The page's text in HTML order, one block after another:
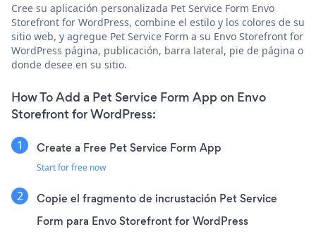
Cree su aplicación personalizada Pet Service Form Envo
Storefront for WordPress, combine el estilo y los colores de su
sitio web, y agregue Pet Service Form a su Envo Storefront for
WordPress página, publicación, barra lateral, pie de página o
donde desee en su sitio.
How To Add a Pet Service Form App on Envo
Storefront for WordPress:
Create a Free Pet Service Form App
Start for free now
Copie el fragmento de incrustación Pet Service
Form para Envo Storefront for WordPress